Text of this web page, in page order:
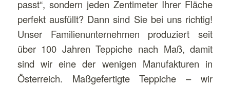
passt“, sondern jeden Zentimeter Ihrer Fläche
perfekt ausfüllt? Dann sind Sie bei uns richtig!
Unser Familienunternehmen produziert seit
über 100 Jahren Teppiche nach Maß, damit
sind wir eine der wenigen Manufakturen in
Österreich. Maßgefertigte Teppiche – wir